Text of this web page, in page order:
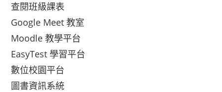
查閱班級課表
Google Meet 教室
Moodle 教學平台
EasyTest 學習平台
數位校園平台
圖書資訊系統